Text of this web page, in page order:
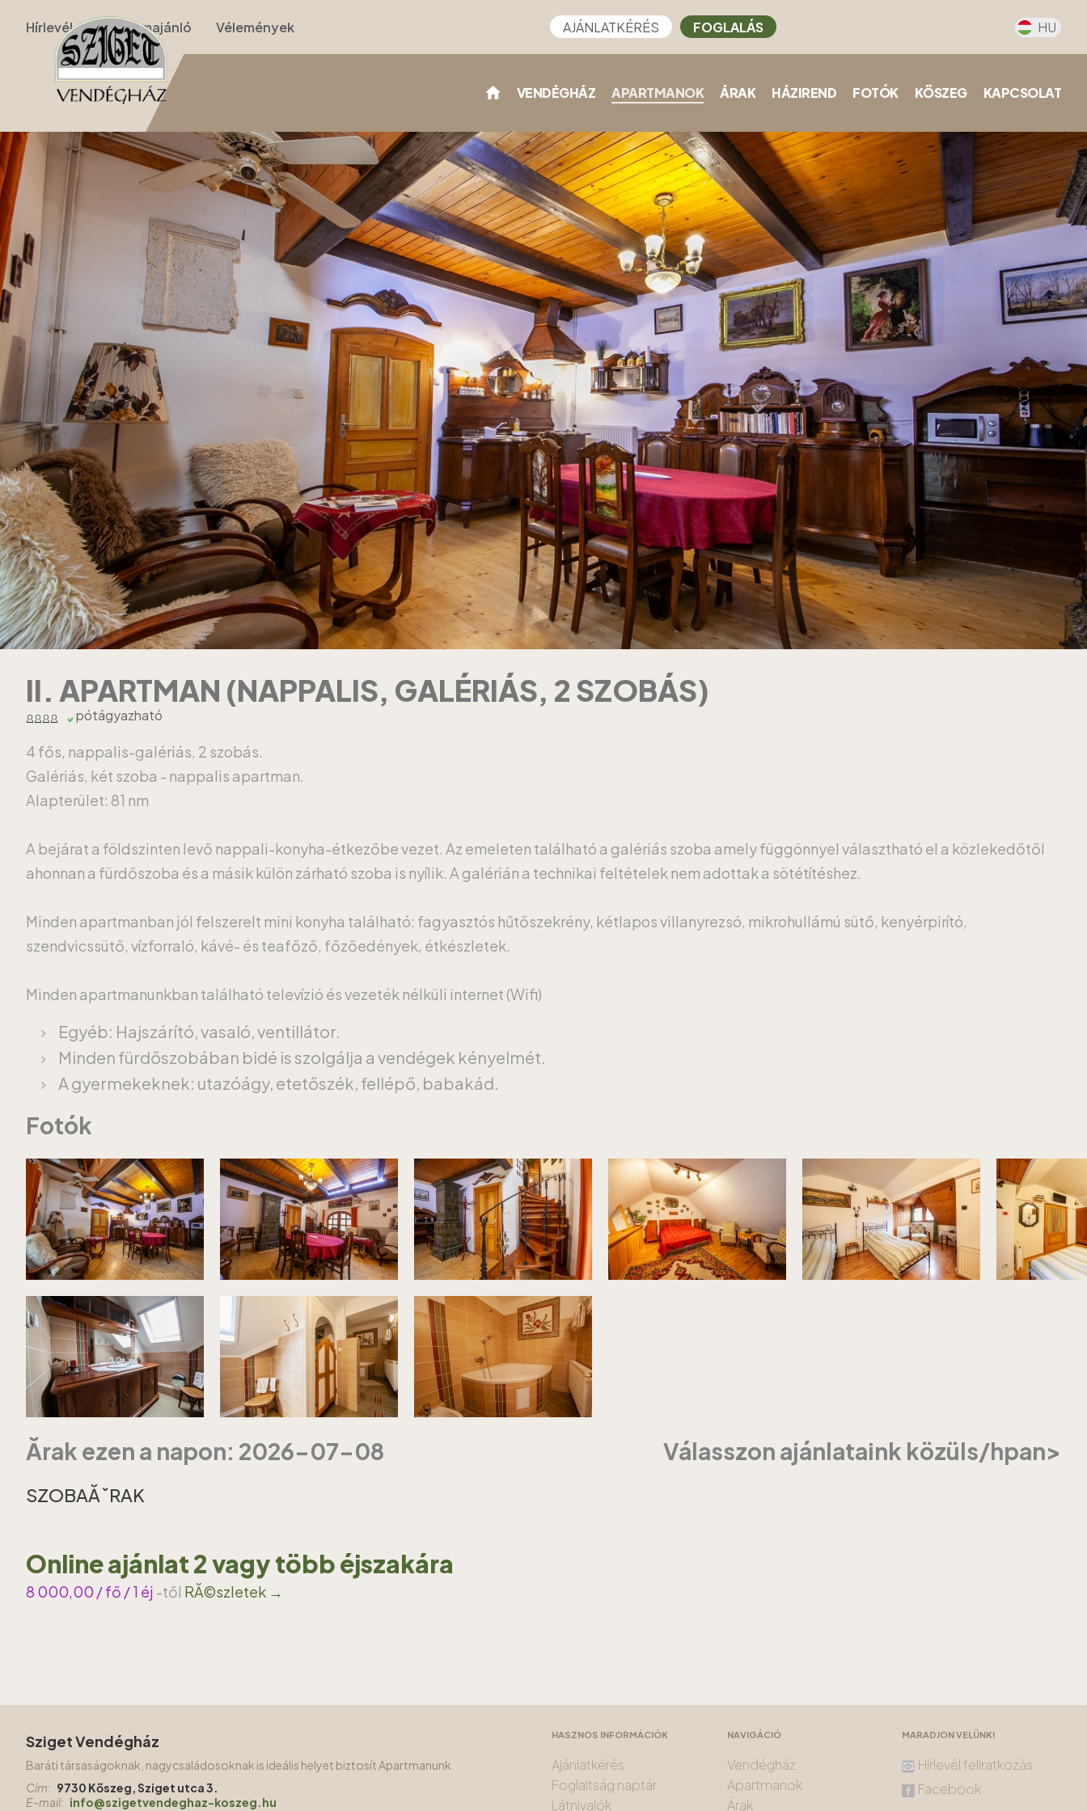
Hírlevél Programajánló Vélemények AJÁNLATKÉRÉS FOGLALÁS HU
VENDÉGHÁZ APARTMANOK ÁRAK HÁZIREND FOTÓK KŐSZEG KAPCSOLAT
Nyitólap › Apartmanok › II. Apartman (nappalis, galériás, 2 szobás)
II. APARTMAN (NAPPALIS, GALÉRIÁS, 2 SZOBÁS)
pótágyazható
4 fős, nappalis-galériás, 2 szobás.
Galériás, két szoba - nappalis apartman.
Alapterület: 81 nm
A bejárat a földszinten levő nappali-konyha-étkezőbe vezet. Az emeleten található a galériás szoba amely függönnyel választható el a közlekedőtől
ahonnan a fürdőszoba és a másik külön zárható szoba is nyílik. A galérián a technikai feltételek nem adottak a sötétítéshez.
Minden apartmanban jól felszerelt mini konyha található: fagyasztós hűtőszekrény, kétlapos villanyrezsó, mikrohullámú sütő, kenyérpirító,
szendvicssütő, vízforraló, kávé- és teafőző, főzőedények, étkészletek.
Minden apartmanunkban található televízió és vezeték nélküli internet (Wifi)
Egyéb: Hajszárító, vasaló, ventillátor.
Minden fürdőszobában bidé is szolgálja a vendégek kényelmét.
A gyermekeknek: utazóágy, etetőszék, fellépő, babakád.
Fotók
Ărak ezen a napon: 2026-07-08 Válasszon ajánlataink közüls/hpan>
SZOBAĂˇRAK
Online ajánlat 2 vagy több éjszakára
8 000,00 / fő / 1 éj -től RĂ©szletek →
Sziget Vendégház
Baráti társaságoknak, nagycsaládosoknak is ideális helyet biztosít Apartmanunk
Cím: 9730 Kőszeg, Sziget utca 3.
E-mail: info@szigetvendeghaz-koszeg.hu
HASZNOS INFORMÁCIÓK
Ajánlatkérés
Foglaltság naptár
Látnivalók
NAVIGÁCIÓ
Vendégház
Apartmanok
Árak
MARADJON VELÜNK!
Hírlevél feliratkozás
Facebook